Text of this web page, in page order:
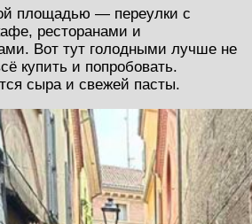
площадью — переулки с
ресторанами и
Вот тут голодными лучше не
купить и попробовать.
сыра и свежей пасты.